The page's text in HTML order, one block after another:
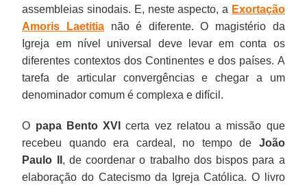
assembleias sinodais. E, neste aspecto, a Exortação
Amoris Laetitia não é diferente. O magistério da
Igreja em nível universal deve levar em conta os
diferentes contextos dos Continentes e dos países. A
tarefa de articular convergências e chegar a um
denominador comum é complexa e difícil.
O papa Bento XVI
certa vez relatou a missão que
recebeu quando era cardeal, no tempo de João
Paulo II , de coordenar o trabalho dos bispos para a
elaboração do Catecismo da Igreja Católica. O livro